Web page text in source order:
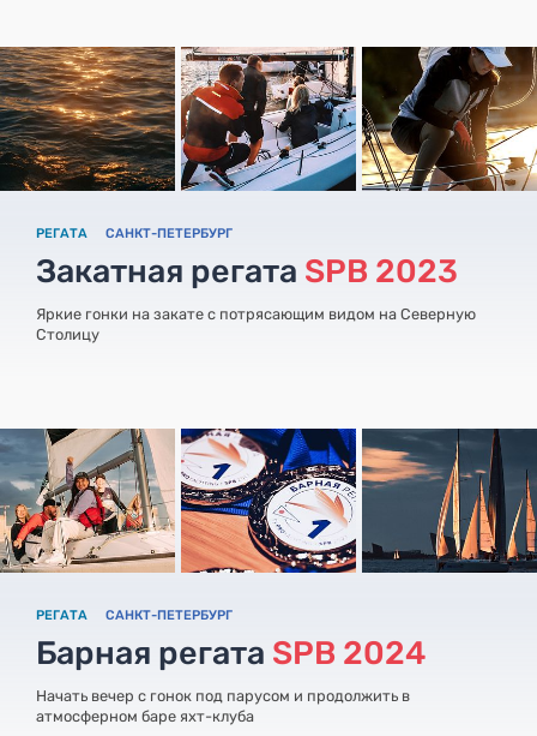
РЕГАТА САНКТ-ПЕТЕРБУРГ
Закатная регата SPB 2023
Яркие гонки на закате с потрясающим видом на Северную
Столицу
РЕГАТА САНКТ-ПЕТЕРБУРГ
Барная регата SPB 2024
Начать вечер с гонок под парусом и продолжить в
атмосферном баре яхт-клуба